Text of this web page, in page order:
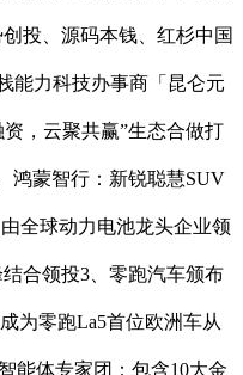
投、源码本钱、红杉中国
能力科技办事商「昆仑元
，云聚共赢”生态合做打
鸿蒙智行：新锐聪慧SUV
全球动力电池龙头企业领
合领投3、零跑汽车颁布
为零跑La5首位欧洲车从
能体专家团：包含10大金